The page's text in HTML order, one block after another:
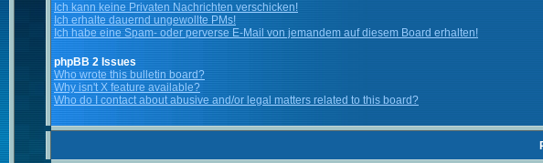
Ich kann keine Privaten Nachrichten verschicken!
Ich erhalte dauernd ungewollte PMs!
Ich habe eine Spam- oder perverse E-Mail von jemandem auf diesem Board erhalten!
phpBB 2 Issues
Who wrote this bulletin board?
Why isn't X feature available?
Who do I contact about abusive and/or legal matters related to this board?